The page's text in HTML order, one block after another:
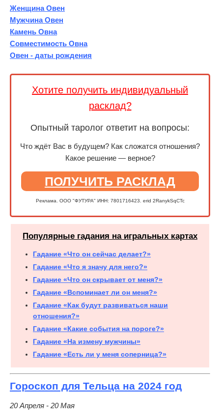
Женщина Овен
Мужчина Овен
Камень Овна
Совместимость Овна
Овен - даты рождения
Хотите получить индивидуальный
расклад?
Опытный таролог ответит на вопросы:
Что ждёт Вас в будущем? Как сложатся отношения?
Какое решение — верное?
ПОЛУЧИТЬ РАСКЛАД
Реклама. ООО "ФУТУРА" ИНН: 7801716423. erid 2RanykSqCTc
Популярные гадания на игральных картах
Гадание «Что он сейчас делает?»
Гадание «Что я значу для него?»
Гадание «Что он скрывает от меня?»
Гадание «Вспоминает ли он меня?»
Гадание «Как будут развиваться наши
отношения?»
Гадание «Какие события на пороге?»
Гадание «На измену мужчины»
Гадание «Есть ли у меня соперница?»
Гороскоп для Тельца на 2024 год
20 Апреля - 20 Мая